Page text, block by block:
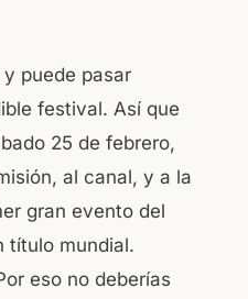
puede pasar
festival. Así que
25 de febrero,
al canal, y a la
gran evento del
título mundial.
eso no deberías